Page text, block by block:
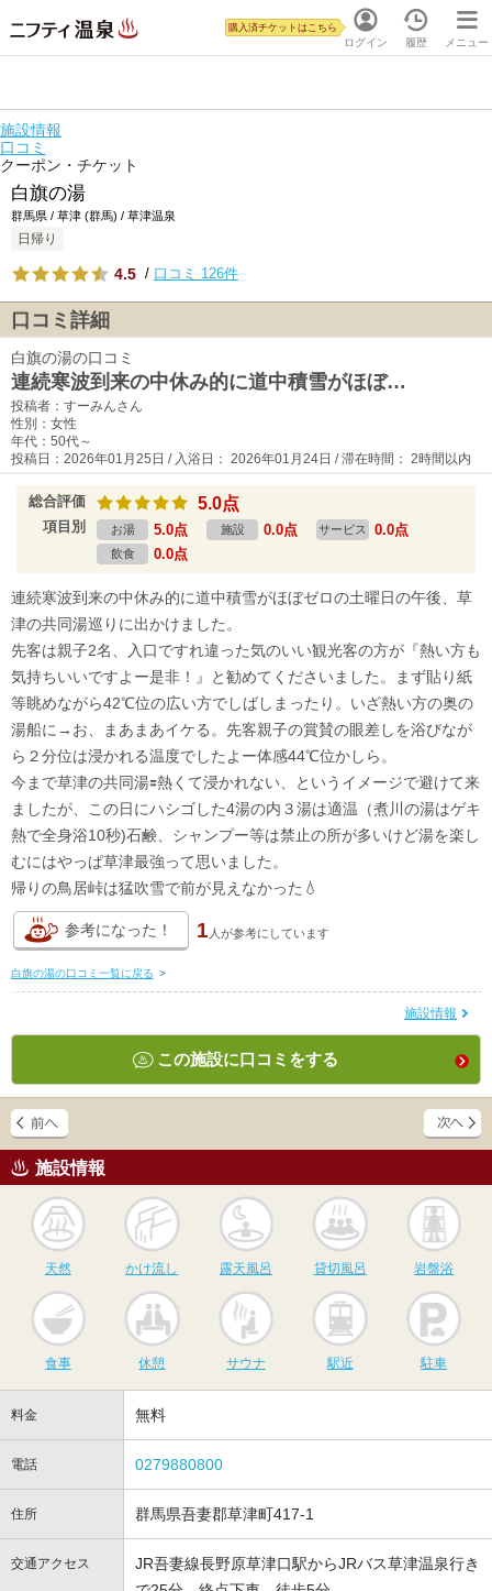
ログイン
購入済チケットはこちら
履歴 メニュー
施設情報
口コミ
クーポン・チケット
白旗の湯
群馬県 / 草津 (群馬) / 草津温泉
日帰り
4.5 / 口コミ 126件
口コミ詳細
白旗の湯の口コミ
連続寒波到来の中休み的に道中積雪がほぼ…
投稿者：すーみんさん
性別：女性
年代：50代～
投稿日：2026年01月25日 / 入浴日： 2026年01月24日 / 滞在時間： 2時間以内
総合評価 5.0点
項目別 お湯 5.0点 施設 0.0点 サービス 0.0点
飲食 0.0点
連続寒波到来の中休み的に道中積雪がほぼゼロの土曜日の午後、草
津の共同湯巡りに出かけました。
先客は親子2名、入口ですれ違った気のいい観光客の方が『熱い方も
気持ちいいですよー是非！』と勧めてくださいました。まず貼り紙
等眺めながら42℃位の広い方でしばしまったり。いざ熱い方の奥の
湯船に→お、まあまあイケる。先客親子の賞賛の眼差しを浴びなが
ら２分位は浸かれる温度でしたよー体感44℃位かしら。
今まで草津の共同湯🟰熱くて浸かれない、というイメージで避けて来
ましたが、この日にハシゴした4湯の内３湯は適温（煮川の湯はゲキ
熱で全身浴10秒)石鹸、シャンプー等は禁止の所が多いけど湯を楽し
むにはやっぱ草津最強って思いました。
帰りの鳥居峠は猛吹雪で前が見えなかった💧
参考になった！ 1 人が参考にしています
白旗の湯の口コミ一覧に戻る >
施設情報
この施設に口コミをする
施設情報
天然
かけ流し
かけ流し
露天風呂
露天風呂
貸切風呂
貸切風呂 岩盤浴
食事 休憩
サウナ
サウナ 駅近 駐車
料金 無料
電話 0279880800
住所 群馬県吾妻郡草津町417-1
交通アクセス
JR吾妻線長野原草津口駅からJRバス草津温泉行き